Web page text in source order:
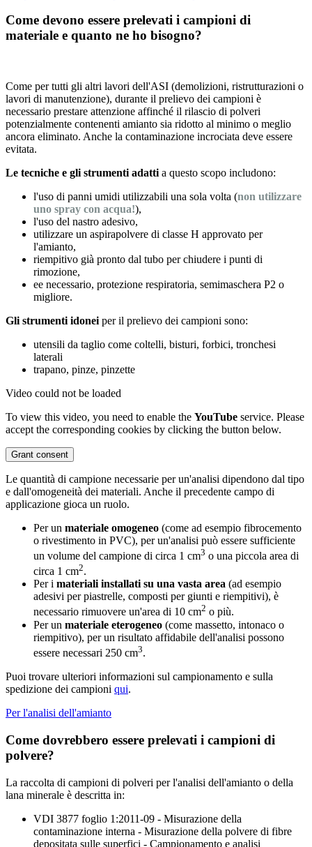
Come devono essere prelevati i campioni di
materiale e quanto ne ho bisogno?
Come per tutti gli altri lavori dell'ASI (demolizioni, ristrutturazioni o
lavori di manutenzione), durante il prelievo dei campioni è
necessario prestare attenzione affinché il rilascio di polveri
potenzialmente contenenti amianto sia ridotto al minimo o meglio
ancora eliminato. Anche la contaminazione incrociata deve essere
evitata.
Le tecniche e gli strumenti adatti a questo scopo includono:
l'uso di panni umidi utilizzabili una sola volta (non utilizzare
uno spray con acqua!),
l'uso del nastro adesivo,
utilizzare un aspirapolvere di classe H approvato per
l'amianto,
riempitivo già pronto dal tubo per chiudere i punti di
rimozione,
ee necessario, protezione respiratoria, semimaschera P2 o
migliore.
Gli strumenti idonei per il prelievo dei campioni sono:
utensili da taglio come coltelli, bisturi, forbici, tronchesi
laterali
trapano, pinze, pinzette
Video could not be loaded
To view this video, you need to enable the YouTube service. Please
accept the corresponding cookies by clicking the button below.
Grant consent
Le quantità di campione necessarie per un'analisi dipendono dal tipo
e dall'omogeneità dei materiali. Anche il precedente campo di
applicazione gioca un ruolo.
Per un materiale omogeneo (come ad esempio fibrocemento
o rivestimento in PVC), per un'analisi può essere sufficiente
un volume del campione di circa 1 cm3 o una piccola area di
circa 1 cm2.
Per i materiali installati su una vasta area (ad esempio
adesivi per piastrelle, composti per giunti e riempitivi), è
necessario rimuovere un'area di 10 cm2 o più.
Per un materiale eterogeneo (come massetto, intonaco o
riempitivo), per un risultato affidabile dell'analisi possono
essere necessari 250 cm3.
Puoi trovare ulteriori informazioni sul campionamento e sulla
spedizione dei campioni qui.
Per l'analisi dell'amianto
Come dovrebbero essere prelevati i campioni di
polvere?
La raccolta di campioni di polveri per l'analisi dell'amianto o della
lana minerale è descritta in:
VDI 3877 foglio 1:2011-09 - Misurazione della
contaminazione interna - Misurazione della polvere di fibre
depositata sulle superfici - Campionamento e analisi